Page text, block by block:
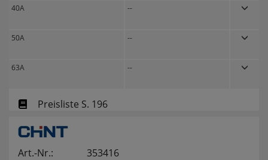
40A --
50A --
63A --
Preisliste S. 196
Art.-Nr.:
353416
websale_useragreement_optin_referercookie
websale_useragreement_optin_searchinput_cookie
Dieses Cookie speichert die Artikel im Warenkorb.